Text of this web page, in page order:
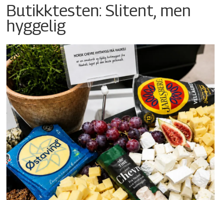
Butikktesten: Slitent, men
hyggelig